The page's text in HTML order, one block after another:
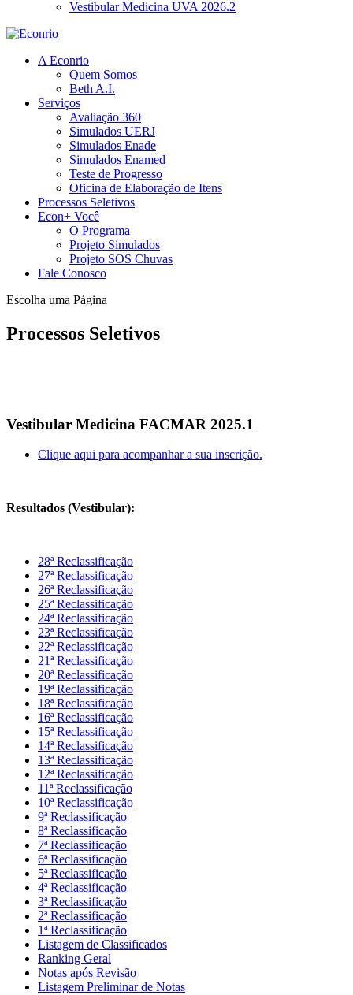
Vestibular Medicina UVA 2026.2
A Econrio
Quem Somos
Beth A.I.
Serviços
Avaliação 360
Simulados UERJ
Simulados Enade
Simulados Enamed
Teste de Progresso
Oficina de Elaboração de Itens
Processos Seletivos
Econ+ Você
O Programa
Projeto Simulados
Projeto SOS Chuvas
Fale Conosco
Escolha uma Página
Processos Seletivos
Vestibular Medicina FACMAR 2025.1
Clique aqui para acompanhar a sua inscrição.
Resultados (Vestibular):
28ª Reclassificação
27ª Reclassificação
26ª Reclassificação
25ªReclassificação
24ªReclassificação
23ªReclassificação
22ªReclassificação
21ªReclassificação
20ªReclassificação
19ªReclassificação
18ªReclassificação
16ª Reclassificação
15ª Reclassificação
14ª Reclassificação
13ª Reclassificação
12ª Reclassificação
11ª Reclassificação
10ª Reclassificação
9ª Reclassificação
8ª Reclassificação
7ª Reclassificação
6ª Reclassificação
5ª Reclassificação
4ª Reclassificação
3ª Reclassificação
2ª Reclassificação
1ª Reclassificação
Listagem de Classificados
Ranking Geral
Notas após Revisão
Listagem Preliminar de Notas